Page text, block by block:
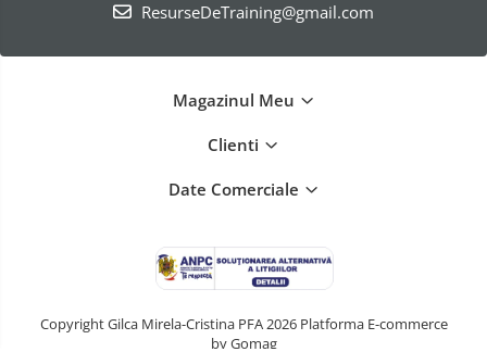
ResurseDeTraining@gmail.com
Magazinul Meu
Clienti
Date Comerciale
Copyright Gilca Mirela-Cristina PFA 2026 Platforma E-commerce
by Gomag